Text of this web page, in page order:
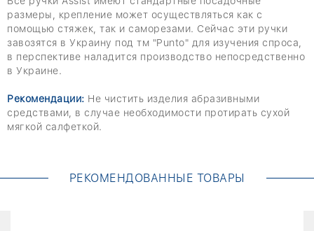
размеры, крепление может осуществляться как с
помощью стяжек, так и саморезами. Сейчас эти ручки
завозятся в Украину под тм "Punto" для изучения спроса,
в перспективе наладится производство непосредственно
в Украине.
Рекомендации: Не чистить изделия абразивными
средствами, в случае необходимости протирать сухой
мягкой салфеткой.
РЕКОМЕНДОВАННЫЕ ТОВАРЫ